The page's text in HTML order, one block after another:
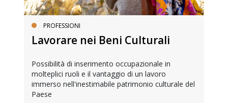
PROFESSIONI
Lavorare nei Beni Culturali
Possibilità di inserimento occupazionale in
molteplici ruoli e il vantaggio di un lavoro
immerso nell'inestimabile patrimonio culturale del
Paese